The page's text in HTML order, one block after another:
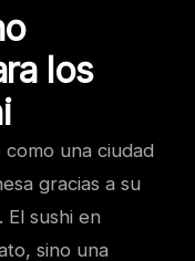
los
una ciudad
gracias a su
El sushi en
sino una